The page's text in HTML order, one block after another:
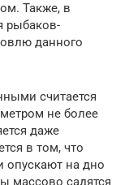
Также, в
рыбаков-
данного
считается
не более
даже
в том, что
опускают на дно
массово садятся